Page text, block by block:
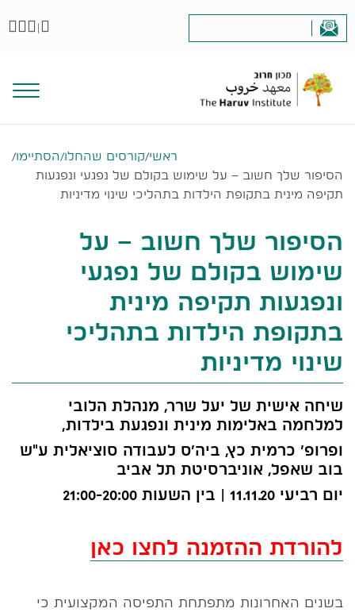
|
ראשי/קורסים שהחלו/הסתיימו/
הסיפור שלך חשוב – על שימוש בקולם של נפגעי ונפגעות
תקיפה מינית בתקופת הילדות בתהליכי שינוי מדיניות
הסיפור שלך חשוב – על
שימוש בקולם של נפגעי
ונפגעות תקיפה מינית
בתקופת הילדות בתהליכי
שינוי מדיניות
שיחה אישית של יעל שרר, מנהלת הלובי
למלחמה באלימות מינית ונפגעת בילדות,
ופרופ׳ כרמית כץ, ביה׳ס לעבודה סוציאלית ע"ש
בוב שאפל, אוניברסיטת תל אביב
יום רביעי 11.11.20 | בין השעות 21:00-20:00
להורדת ההזמנה לחצו כאן
בשנים האחרונות מתפתחת התפיסה המקצועית כי